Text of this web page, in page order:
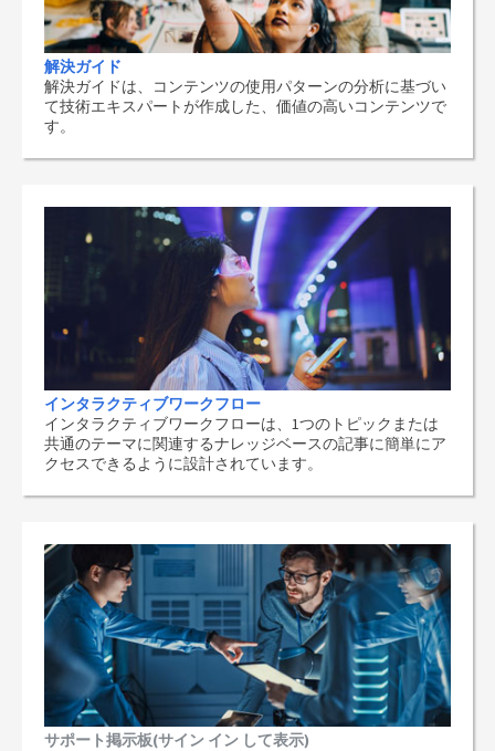
解決ガイド
解決ガイドは、コンテンツの使用パターンの分析に基づい
て技術エキスパートが作成した、価値の高いコンテンツで
す。
インタラクティブワークフロー
インタラクティブワークフローは、1つのトピックまたは
共通のテーマに関連するナレッジベースの記事に簡単にア
クセスできるように設計されています。
サポート掲示板(サイン イン して表示)